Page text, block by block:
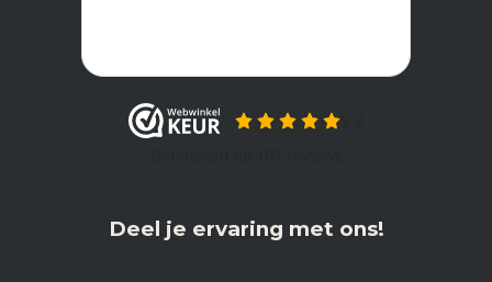
Deel je ervaring met ons!